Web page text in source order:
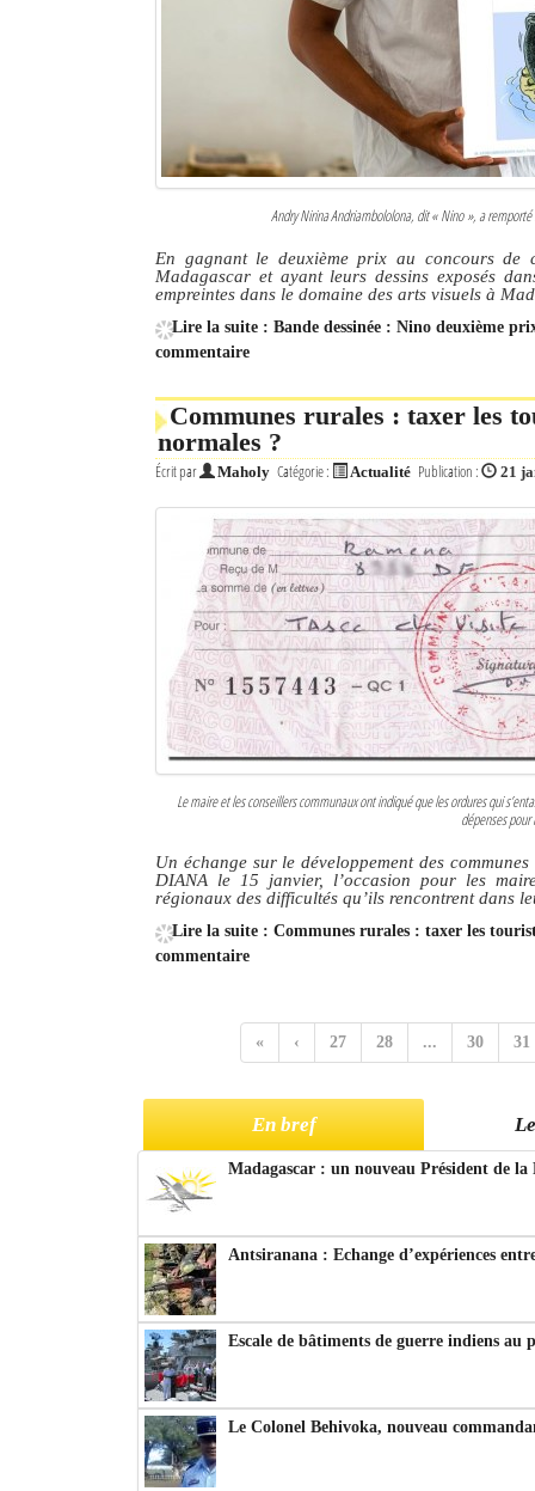
Andry Nirina Andriambololona, dit« Nino », a remporté
En gagnant le deuxième prix au concours de
Madagascar et ayant leurs dessins exposés
empreintes dans le domaine des arts visuels à
Lire la suite : Bande dessinée : Nino deuxième
commentaire
Communes rurales : taxer les
normales ?
Écrit par Maholy Catégorie : Actualité Publication : 21
Le maire et les conseillers communaux ont indiqué que les ordures qui
dépenses
Un échange sur le développement des
DIANA le 15 janvier, l’occasion pour les
régionaux des difficultés qu’ils rencontrent dans
Lire la suite : Communes rurales : taxer les
commentaire
« ‹ 27 28 ... 30 31
En bref
Madagascar : un nouveau Président de
Antsiranana : Echange d’expériences
Escale de bâtiments de guerre indiens au
Le Colonel Behivoka, nouveau